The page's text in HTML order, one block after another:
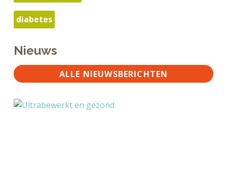
diabetes
Nieuws
ALLE NIEUWSBERICHTEN